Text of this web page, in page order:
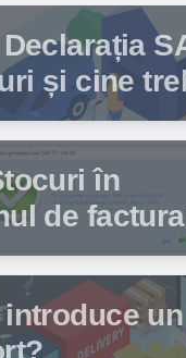
și cine
această
în
de
stocuri